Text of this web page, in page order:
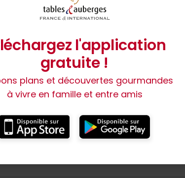
Modes de paiement :
l'application
gratuite !
plans et découvertes gourmandes
à vivre en famille et entre amis